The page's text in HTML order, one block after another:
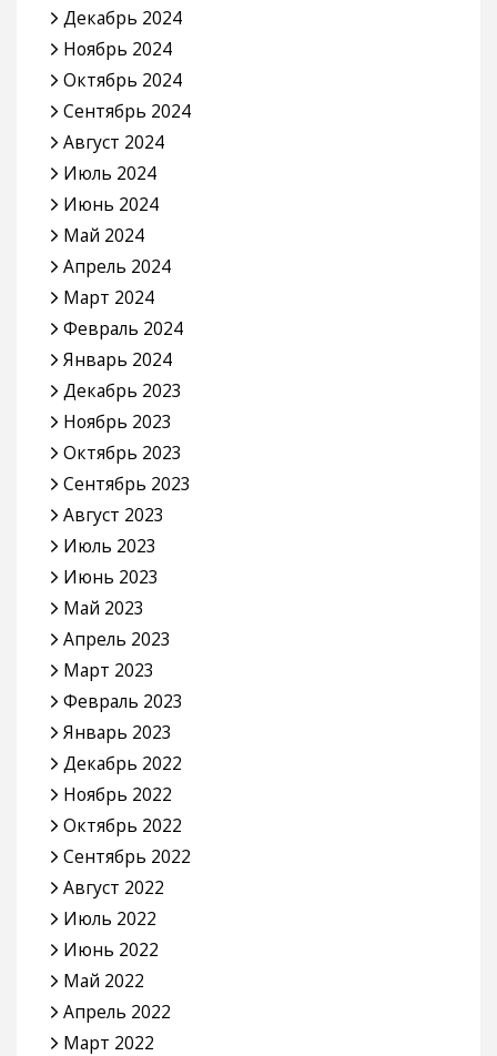
Декабрь 2024
Ноябрь 2024
Октябрь 2024
Сентябрь 2024
Август 2024
Июль 2024
Июнь 2024
Май 2024
Апрель 2024
Март 2024
Февраль 2024
Январь 2024
Декабрь 2023
Ноябрь 2023
Октябрь 2023
Сентябрь 2023
Август 2023
Июль 2023
Июнь 2023
Май 2023
Апрель 2023
Март 2023
Февраль 2023
Январь 2023
Декабрь 2022
Ноябрь 2022
Октябрь 2022
Сентябрь 2022
Август 2022
Июль 2022
Июнь 2022
Май 2022
Апрель 2022
Март 2022